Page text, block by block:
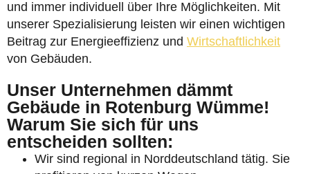
und immer individuell über Ihre Möglichkeiten. Mit
unserer Spezialisierung leisten wir einen wichtigen
Beitrag zur Energieeffizienz und Wirtschaftlichkeit
von Gebäuden.
Unser Unternehmen dämmt
Gebäude in Rotenburg Wümme!
Warum Sie sich für uns
entscheiden sollten:
Wir sind regional in Norddeutschland tätig. Sie